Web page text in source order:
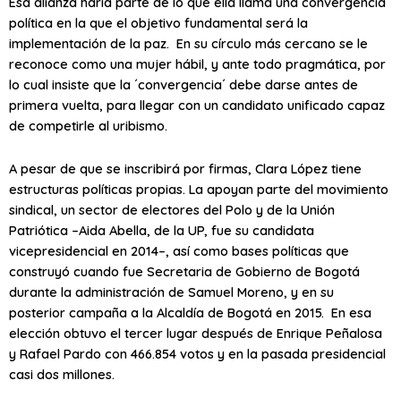
política en la que el objetivo fundamental será la
implementación de la paz. En su círculo más cercano se le
reconoce como una mujer hábil, y ante todo pragmática, por
lo cual insiste que la ´convergencia´ debe darse antes de
primera vuelta, para llegar con un candidato unificado capaz
de competirle al uribismo.
A pesar de que se inscribirá por firmas, Clara López tiene
estructuras políticas propias. La apoyan parte del movimiento
sindical, un sector de electores del Polo y de la Unión
Patriótica –Aida Abella, de la UP, fue su candidata
vicepresidencial en 2014–, así como bases políticas que
construyó cuando fue Secretaria de Gobierno de Bogotá
durante la administración de Samuel Moreno, y en su
posterior campaña a la Alcaldía de Bogotá en 2015. En esa
elección obtuvo el tercer lugar después de Enrique Peñalosa
y Rafael Pardo con 466.854 votos y en la pasada presidencial
casi dos millones.